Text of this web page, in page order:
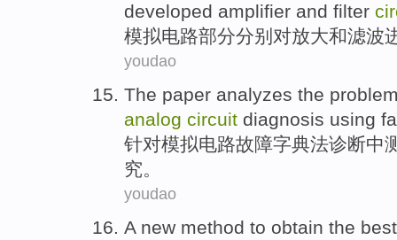
developed amplifier and filter
模拟电路部分分别 对放大和滤波
youdao
The paper analyzes the
analog circuit diagnosis using
针对模拟电路故障字典法诊断中
究。
youdao
A new method to obtain the best